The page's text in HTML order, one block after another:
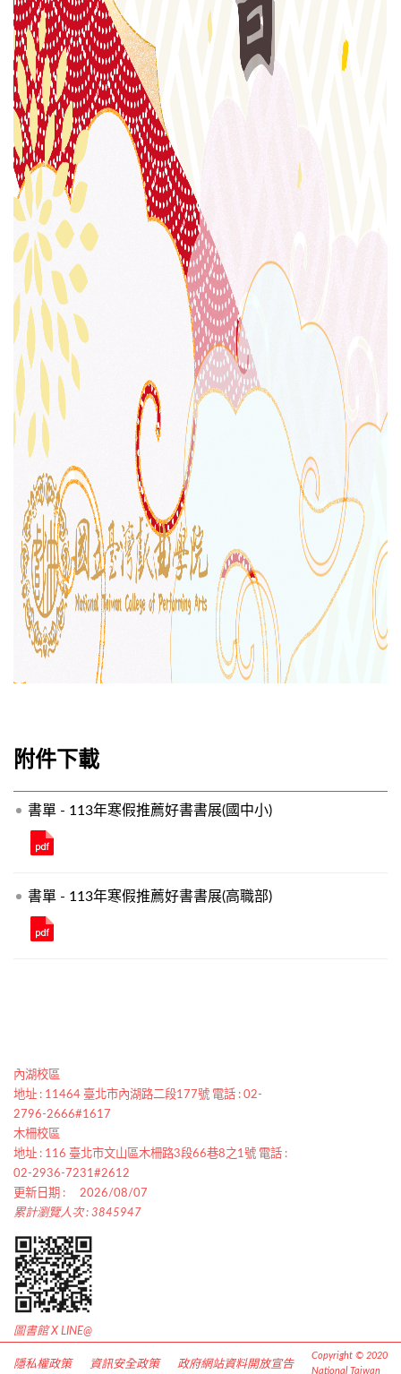
附件下載
書單 - 113年寒假推薦好書書展(國中小)
書單 - 113年寒假推薦好書書展(高職部)
內湖校區
地址 : 11464 臺北市內湖路二段177號 電話 : 02-
2796-2666#1617
木柵校區
地址 : 116 臺北市文山區木柵路3段66巷8之1號 電話 :
02-2936-7231#2612
更新日期 :
2026/08/07
累計瀏覽人次 : 3845947
圖書館 X LINE@
隱私權政策 資訊安全政策 政府網站資料開放宣告
Copyright © 2020
National Taiwan